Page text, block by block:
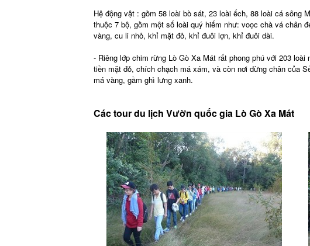
Hệ động vật : gồm 58 loài bò sát, 23 loài ếch, 88 loài cá sông
thuộc 7 bộ, gồm một số loài quý hiếm như: voọc chà vá chân
vàng, cu li nhỏ, khỉ mặt đỏ, khỉ đuôi lợn, khỉ đuôi dài.
- Riêng lớp chim rừng Lò Gò Xa Mát rất phong phú với 203
tiền mặt đỏ, chích chạch má xám, và còn nơi dừng chân của
má vàng, gầm ghì lưng xanh.
Các tour du lịch Vườn quốc gia Lò Gò Xa Mát